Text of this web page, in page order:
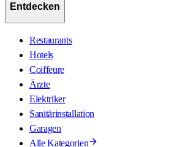
Entdecken
Restaurants
Hotels
Coiffeure
Ärzte
Elektriker
Sanitärinstallation
Garagen
Alle Kategorien